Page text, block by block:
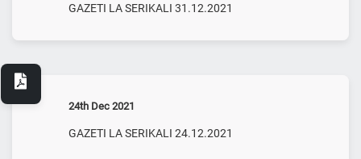
GAZETI LA SERIKALI 31.12.2021
24th Dec 2021
GAZETI LA SERIKALI 24.12.2021